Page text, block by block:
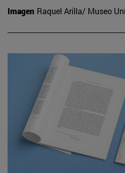
Imagen Raquel Arilla/ Museo